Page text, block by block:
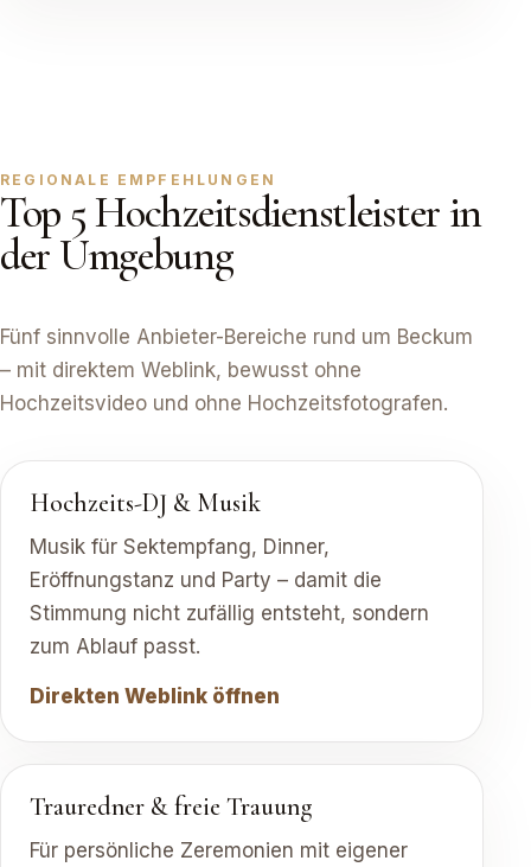
REGIONALE EMPFEHLUNGEN
Top 5 Hochzeitsdienstleister in
der Umgebung
Fünf sinnvolle Anbieter-Bereiche rund um Beckum
– mit direktem Weblink, bewusst ohne
Hochzeitsvideo und ohne Hochzeitsfotografen.
Hochzeits-DJ & Musik
Musik für Sektempfang, Dinner,
Eröffnungstanz und Party – damit die
Stimmung nicht zufällig entsteht, sondern
zum Ablauf passt.
Direkten Weblink öffnen
Trauredner & freie Trauung
Für persönliche Zeremonien mit eigener